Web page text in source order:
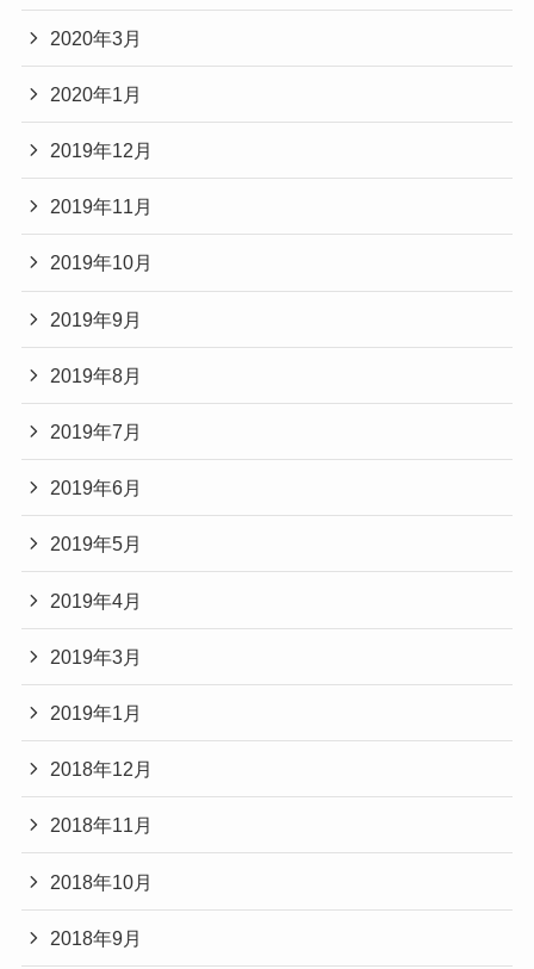
2020年3月
2020年1月
2019年12月
2019年11月
2019年10月
2019年9月
2019年8月
2019年7月
2019年6月
2019年5月
2019年4月
2019年3月
2019年1月
2018年12月
2018年11月
2018年10月
2018年9月